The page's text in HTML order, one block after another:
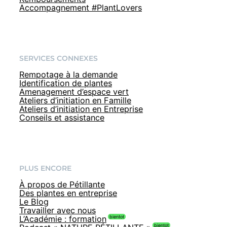
Accompagnement #PlantLovers
SERVICES CONNEXES
Rempotage à la demande
Identification de plantes
Amenagement d’espace vert
Ateliers d’initiation en Famille
Ateliers d’initiation en Entreprise
Conseils et assistance
PLUS ENCORE
À propos de Pétillante
Des plantes en entreprise
Le Blog
Travailler avec nous
L’Académie : formation